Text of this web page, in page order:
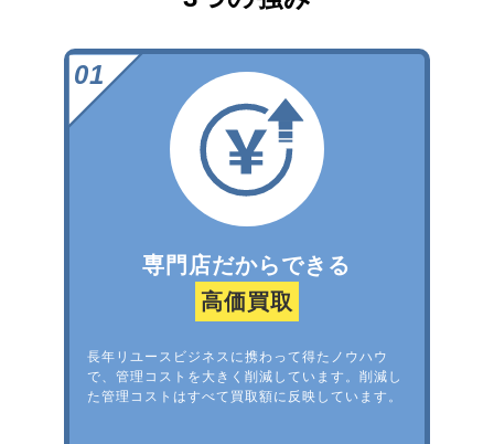
専門店だからできる
高価買取
長年リユースビジネスに携わって得たノウハウ
で、管理コストを大きく削減しています。削減し
た管理コストはすべて買取額に反映しています。